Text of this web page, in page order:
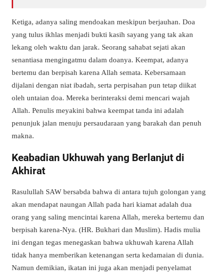
Ketiga, adanya saling mendoakan meskipun berjauhan. Doa
yang tulus ikhlas menjadi bukti kasih sayang yang tak akan
lekang oleh waktu dan jarak. Seorang sahabat sejati akan
senantiasa mengingatmu dalam doanya. Keempat, adanya
bertemu dan berpisah karena Allah semata. Kebersamaan
dijalani dengan niat ibadah, serta perpisahan pun tetap diikat
oleh untaian doa. Mereka berinteraksi demi mencari wajah
Allah. Penulis meyakini bahwa keempat tanda ini adalah
penunjuk jalan menuju persaudaraan yang barakah dan penuh
makna.
Keabadian Ukhuwah yang Berlanjut di
Akhirat
Rasulullah SAW bersabda bahwa di antara tujuh golongan yang
akan mendapat naungan Allah pada hari kiamat adalah dua
orang yang saling mencintai karena Allah, mereka bertemu dan
berpisah karena-Nya. (HR. Bukhari dan Muslim). Hadis mulia
ini dengan tegas menegaskan bahwa ukhuwah karena Allah
tidak hanya memberikan ketenangan serta kedamaian di dunia.
Namun demikian, ikatan ini juga akan menjadi penyelamat